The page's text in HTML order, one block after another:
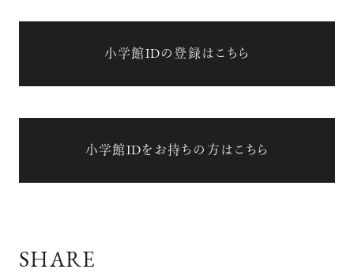
小学館IDの登録はこちら
小学館IDをお持ちの方はこちら
SHARE